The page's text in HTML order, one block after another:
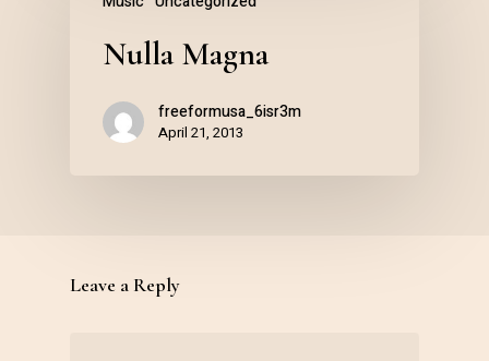
Nulla Magna
freeformusa_6isr3m
April 21, 2013
Leave a Reply